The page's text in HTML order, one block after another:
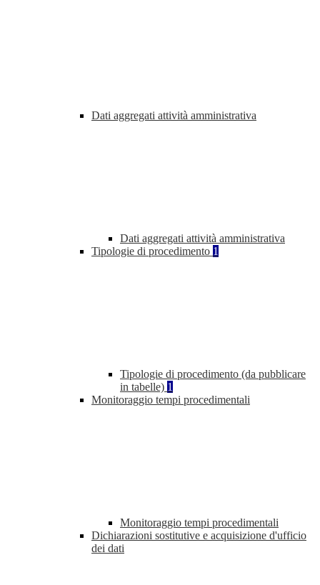
Dati aggregati attività amministrativa
Dati aggregati attività amministrativa
Tipologie di procedimento 1
Tipologie di procedimento (da pubblicare
in tabelle) 1
Monitoraggio tempi procedimentali
Monitoraggio tempi procedimentali
Dichiarazioni sostitutive e acquisizione d'ufficio
dei dati